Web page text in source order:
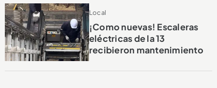
Local
¡Como nuevas! Escaleras
eléctricas de la 13
recibieron mantenimiento